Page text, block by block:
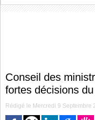
Conseil des
fortes décisions
Rédigé le Mercredi 9